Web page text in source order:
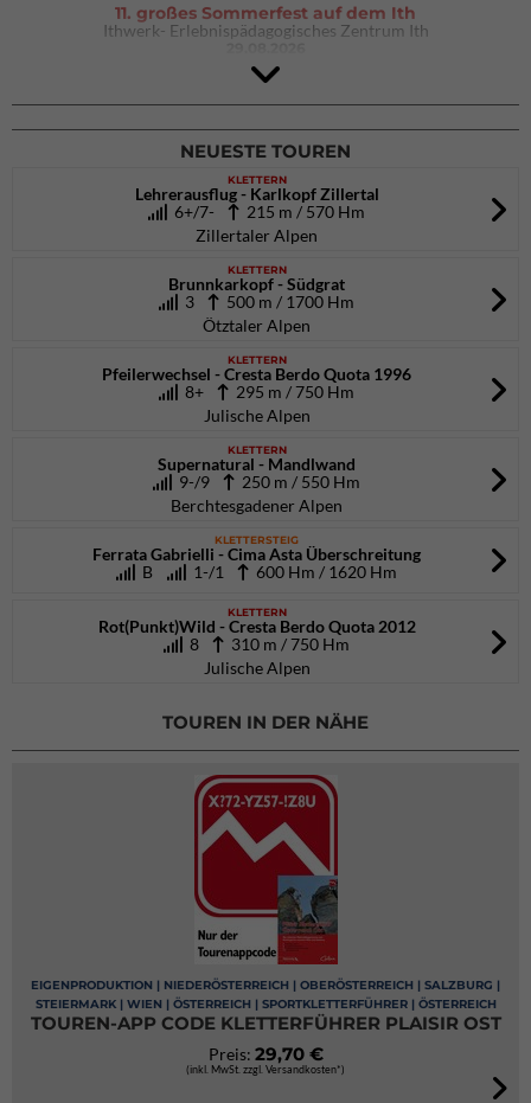
11. großes Sommerfest auf dem Ith
Ithwerk- Erlebnispädagogisches Zentrum Ith
4Blocs KIDS 2026
DAV Kletter- & Boulderzentrum München Süd (Thalkirchen)
26.09.2026
NEUESTE TOUREN
KLETTERN
Lehrerausflug - Karlkopf Zillertal
6+/7-
215 m / 570 Hm
Zillertaler Alpen
KLETTERN
Brunnkarkopf - Südgrat
3
500 m / 1700 Hm
Ötztaler Alpen
KLETTERN
Pfeilerwechsel - Cresta Berdo Quota 1996
8+
295 m / 750 Hm
Julische Alpen
KLETTERN
Supernatural - Mandlwand
9-/9
250 m / 550 Hm
Berchtesgadener Alpen
KLETTERSTEIG
Ferrata Gabrielli - Cima Asta Überschreitung
B
1-/1 600 Hm / 1620 Hm
KLETTERN
Rot(Punkt)Wild - Cresta Berdo Quota 2012
8
310 m / 750 Hm
Julische Alpen
TOUREN IN DER NÄHE
EIGENPRODUKTION | NIEDERÖSTERREICH | OBERÖSTERREICH | SALZBURG |
STEIERMARK | WIEN | ÖSTERREICH | SPORTKLETTERFÜHRER | ÖSTERREICH
TOUREN-APP CODE KLETTERFÜHRER PLAISIR OST
Preis: 29,70 €
(inkl. MwSt. zzgl. Versandkosten*)